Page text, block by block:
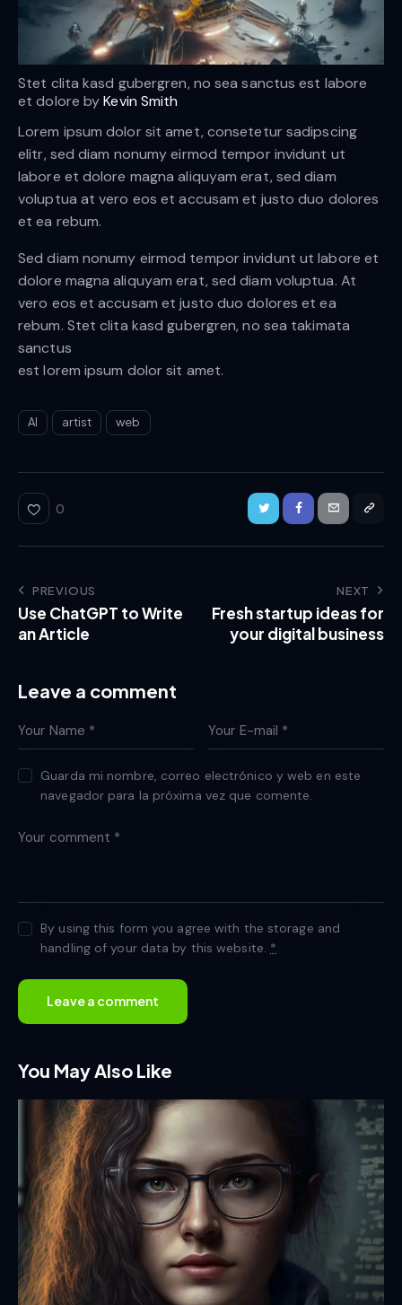
Stet clita kasd gubergren, no sea sanctus est labore
et dolore byKevin Smith
Lorem ipsum dolor sit amet, consetetur sadipscing
elitr, sed diam nonumy eirmod tempor invidunt ut
labore et dolore magna aliquyam erat, sed diam
voluptua at vero eos et accusam et justo duo dolores
et ea rebum.
Sed diam nonumy eirmod tempor invidunt ut labore et
dolore magna aliquyam erat, sed diam voluptua. At
vero eos et accusam et justo duo dolores et ea
rebum. Stet clita kasd gubergren, no sea takimata
sanctus
est lorem ipsum dolor sit amet.
AI artist web
0
PREVIOUS
Use ChatGPT to Write
an Article
NEXT
Fresh startup ideas for
your digital business
Leave a comment
Guarda mi nombre, correo electrónico y web en este
navegador para la próxima vez que comente.
By using this form you agree with the storage and
handling of your data by this website. *
You May Also Like